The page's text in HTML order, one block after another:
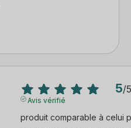
5/5
Avis vérifié
produit comparable à celui